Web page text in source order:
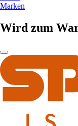
Marken
Wird zum